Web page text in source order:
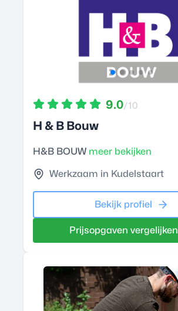
9.0/10
H & B Bouw
H&B BOUW meer bekijken
Werkzaam in Kudelstaart
Bekijk profiel
Prijsopgaven vergelijken